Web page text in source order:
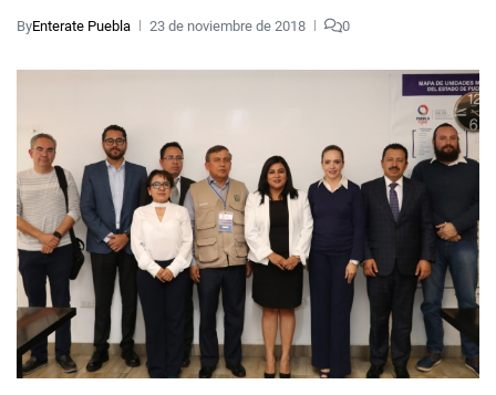
ByEnterate Puebla 23 de noviembre de 2018 0